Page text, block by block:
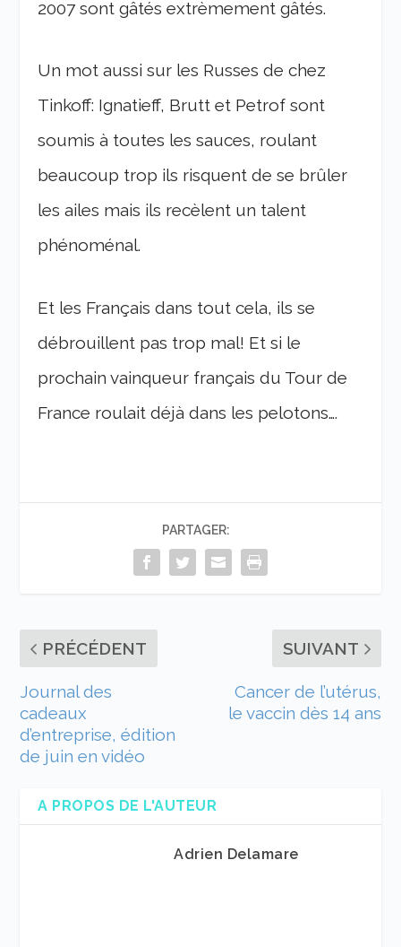
2007 sont gâtés extrèmement gâtés.
Un mot aussi sur les Russes de chez
Tinkoff: Ignatieff, Brutt et Petrof sont
soumis à toutes les sauces, roulant
beaucoup trop ils risquent de se brûler
les ailes mais ils recèlent un talent
phénoménal.
Et les Français dans tout cela, ils se
débrouillent pas trop mal! Et si le
prochain vainqueur français du Tour de
France roulait déjà dans les pelotons….
PARTAGER:
PRÉCÉDENT
Journal des
cadeaux
d’entreprise, édition
de juin en vidéo
SUIVANT
Cancer de l’utérus,
le vaccin dès 14 ans
A PROPOS DE L'AUTEUR
Adrien Delamare